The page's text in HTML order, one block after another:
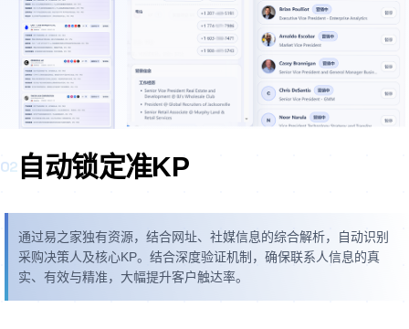
02 自动锁定准KP
通过易之家独有资源，结合网址、社媒信息的综合解析，自动识别
采购决策人及核心KP。结合深度验证机制，确保联系人信息的真
实、有效与精准，大幅提升客户触达率。